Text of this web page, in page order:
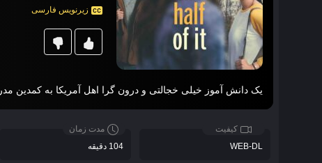
زیرنویس فارسی
یک دانش‌ آموز خیلی خجالتی و درون‌ گرا اهل آمریکا به کمدین
کیفیت
WEB-DL
مدت زمان
104 دقیقه